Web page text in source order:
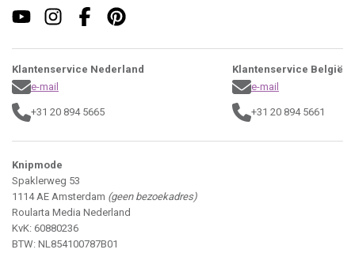
Klantenservice Nederland
e-mail
+31 20 894 5665
Klantenservice België
e-mail
+31 20 894 5661
Knipmode
Spaklerweg 53
1114 AE Amsterdam (geen bezoekadres)
Roularta Media Nederland
KvK: 60880236
BTW: NL854100787B01